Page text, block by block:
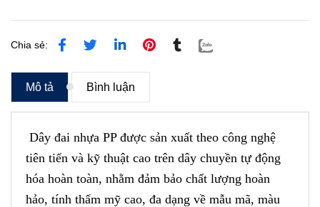
Chia sẻ:
Mô tả Bình luận
Dây đai nhựa PP được sản xuất theo công nghệ
tiên tiến và kỹ thuật cao trên dây chuyền tự động
hóa hoàn toàn, nhằm đảm bảo chất lượng hoàn
hảo, tính thẩm mỹ cao, đa dạng về mẫu mã, màu